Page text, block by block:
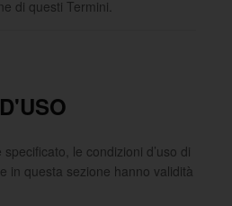
di questi Termini.
le condizioni d’uso di
in questa sezione hanno validità